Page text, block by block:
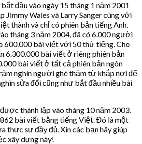
đầu vào ngày 15 tháng 1 năm 2001
Jimmy Wales và Larry Sanger cùng với
thành và chỉ có phiên bản tiếng Anh.
tháng 3 năm 2004, đã có 6.000 người
600.000 bài viết với 50 thứ tiếng. Cho
6.300.000 bài viết ở riêng phiên bản
bài viết ở tất cả phiên bản ngôn
nghìn người ghé thăm từ khắp nơi để
sửa đổi cũng như bắt đầu nhiều bài
thành lập vào tháng 10 năm 2003.
bài viết bằng tiếng Việt. Đó là một
thực sự đầy đủ. Xin các bạn hãy giúp
xây dựng này!